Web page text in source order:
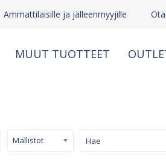
Ammattilaisille ja jälleenmyyjille
MUUT TUOTTEET
Mallistot